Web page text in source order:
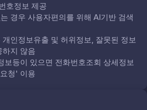
호정보 제공
경우 사용자편의를 위해 AI기반 검색
인정보유출 및 허위정보, 잘못된 정보
하지 않음
보등이 있으면 전화번호조회 상세정보
청' 이용